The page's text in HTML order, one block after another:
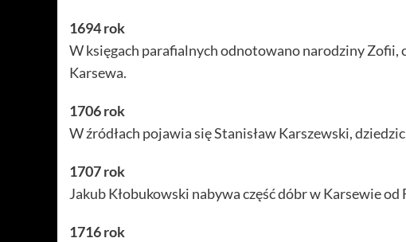
1694 rok
W księgach parafialnych odnotowano narodziny Zofii,
Karsewa.
1706 rok
W źródłach pojawia się Stanisław Karszewski,
1707 rok
Jakub Kłobukowski nabywa część dóbr w Karsewie
1716 rok